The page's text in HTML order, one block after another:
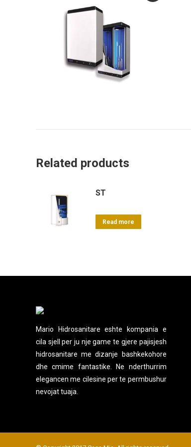
Related products
ST
Read more
Mario Hidrosanitare eshte kompania e
cila sjell per ju nje game te gjere pajisjesh
hidrosanitare me dizanje bashkekohore
dhe cmime fantastike. Ne nderthurrim
elegancen me cilesine per te permbushur
nevojat tuaja.